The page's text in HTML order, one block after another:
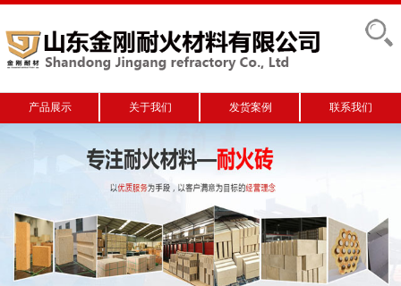
产品展示 关于我们 发货案例 联系我们